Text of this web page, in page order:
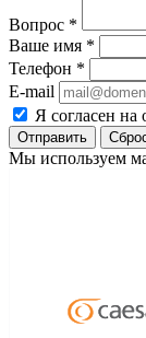
Вопрос *
Ваше имя *
Телефон *
E-mail
Я согласен
Мы используем